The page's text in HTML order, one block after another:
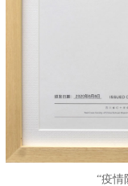
“疫情